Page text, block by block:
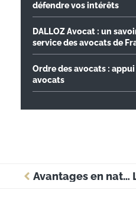
défendre vos intérêts
DALLOZ Avocat : un
service des avocats de
Ordre des avocats :
avocats
Avantages en nature en entreprise : secrets pour un salaire déguisé irrésistible